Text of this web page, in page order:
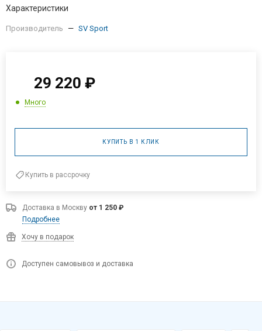
Характеристики
Производитель — SV Sport
29 220 ₽
Много
КУПИТЬ В 1 КЛИК
Купить в рассрочку
Доставка в Москву от 1 250 ₽
Подробнее
Хочу в подарок
Доступен самовывоз и доставка